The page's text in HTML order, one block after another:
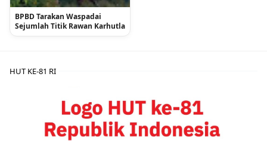
BPBD Tarakan Waspadai
Sejumlah Titik Rawan Karhutla
HUT KE-81 RI